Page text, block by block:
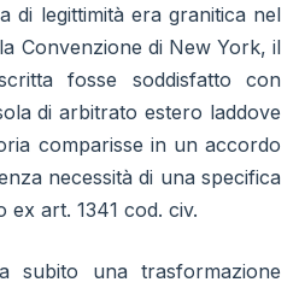
di legittimità era granitica nel
Convenzione di New York, il
fosse soddisfatto con
di arbitrato estero laddove
comparisse in un accordo
necessità di una specifica
art. 1341 cod. civ.
subito una trasformazione